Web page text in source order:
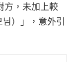
方，未加上較
）」，意外引